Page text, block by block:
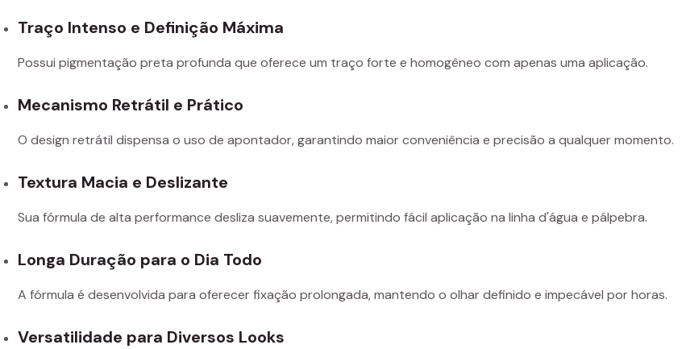
Traço Intenso e Definição Máxima
Possui pigmentação preta profunda que oferece um traço forte e homogêneo com apenas uma aplicação.
Mecanismo Retrátil e Prático
O design retrátil dispensa o uso de apontador, garantindo maior conveniência e precisão a qualquer momento.
Textura Macia e Deslizante
Sua fórmula de alta performance desliza suavemente, permitindo fácil aplicação na linha d'água e pálpebra.
Longa Duração para o Dia Todo
A fórmula é desenvolvida para oferecer fixação prolongada, mantendo o olhar definido e impecável por horas.
Versatilidade para Diversos Looks